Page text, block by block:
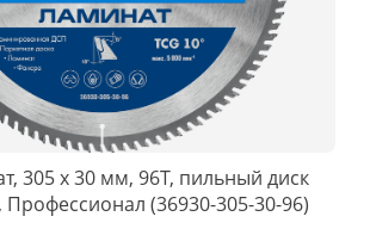
305 х 30 мм, 96Т, пильный диск
Профессионал (36930-305-30-96)